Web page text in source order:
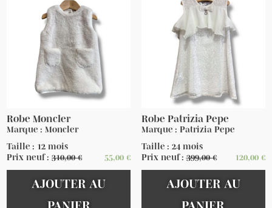
Robe Moncler
Marque : Moncler
Taille : 12 mois
Prix neuf :310,00€ 55,00 €
AJOUTER AU
Robe Patrizia Pepe
Marque : Patrizia Pepe
Taille : 24 mois
Prix neuf :399,00€ 120,00 €
AJOUTER AU